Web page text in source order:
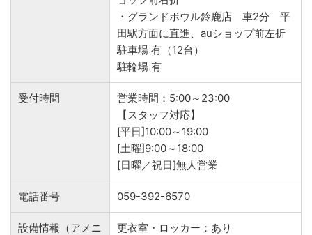
・グランドボウル鈴鹿店 車2分 平
田駅方面に直進、auショップ前左折
駐車場 有（12台）
駐輪場 有
受付時間
営業時間：5:00～23:00
【スタッフ対応】
[平日]10:00～19:00
[土曜]9:00～18:00
[日曜／祝日]無人営業
電話番号 059-392-6570
設備情報（アメニ
更衣室・ロッカー：あり